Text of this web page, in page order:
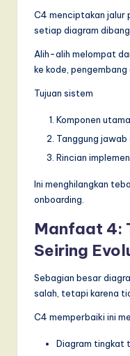
C4 menciptakan jalur
setiap diagram
Alih-alih melompat
ke kode,
Tujuan sistem
Komponen utama
Tanggung
Rincian
Ini menghilangkan
onboarding.
Manfaat 4:
Seiring
Sebagian besar
salah, tetapi karena
C4 memperbaiki ini
Diagram tingkat